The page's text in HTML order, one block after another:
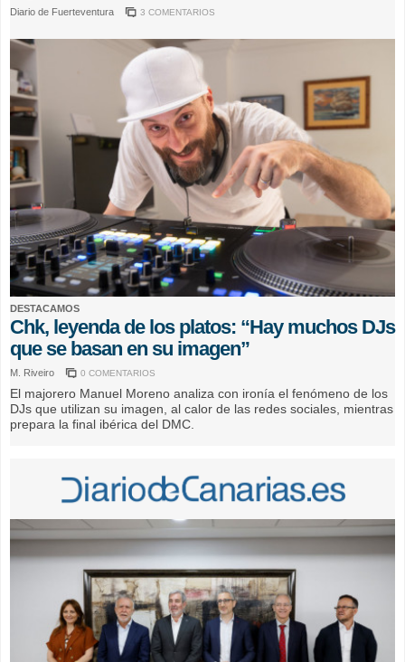
Diario de Fuerteventura 3 COMENTARIOS
DESTACAMOS
Chk, leyenda de los platos: “Hay muchos DJs
que se basan en su imagen”
M. Riveiro 0 COMENTARIOS
El majorero Manuel Moreno analiza con ironía el fenómeno de los
DJs que utilizan su imagen, al calor de las redes sociales, mientras
prepara la final ibérica del DMC.